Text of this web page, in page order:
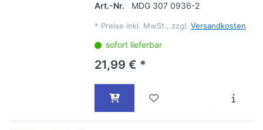
Art.-Nr.
MDG 307 0936-2
* Preise inkl. MwSt., zzgl. Versandkosten
sofort lieferbar
21,99 € *